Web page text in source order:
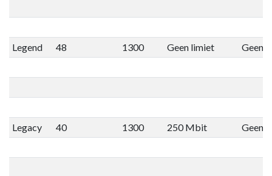
Legend 48 1300 Geen limiet Geen
Legacy 40 1300 250 Mbit Geen